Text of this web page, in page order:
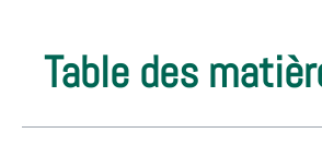
Table des